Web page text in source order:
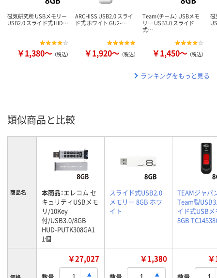
磁気研究所 USBメモリー
USB2.0 スライド式 HID…
￥1,380～ （税込）
ARCHISS USB2.0 スライ
ド式 ホワイト GU2-…
￥1,920～ （税込）
Team（チーム） USBメモ
リー USB3.0 スライド
式…
￥1,450～ （税込）
磁
ランキングをもっと見る
類似商品と比較
商品名 本商品：エレコム セ
キュリティUSBメモ
リ/10Key
付/USB3.0/8GB
HUD-PUTK308GA1
1個
スライド式USB2.0
メモリー 8GB ホワ
イト
TEAMジャパ
Team製
イド式USB
8GB
￥27,027 ￥1,380